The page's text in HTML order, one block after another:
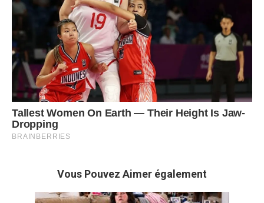
Vous Pouvez Aimer également